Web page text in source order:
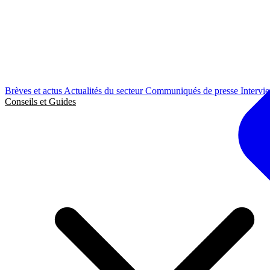
Brèves et actus Actualités du secteurCommuniqués de presse
Conseils et Guides